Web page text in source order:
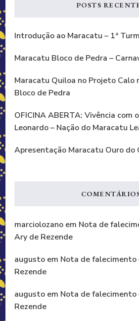
POSTS
Introdução ao Maracatu – 1ª
Maracatu Bloco de Pedra –
Maracatu Quiloa no Projeto Calo
Bloco de Pedra
OFICINA ABERTA: Vivência com
Leonardo – Nação do Maracatu
Apresentação Maracatu Ouro do
marciolozano em Nota de
Ary de Rezende
augusto em Nota de falecimento
Rezende
augusto em Nota de falecimento
Rezende